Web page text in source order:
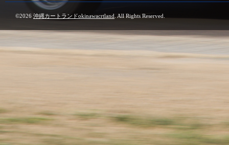
©2026 沖縄カートランドokinawacrtland . All Rights Reserved.